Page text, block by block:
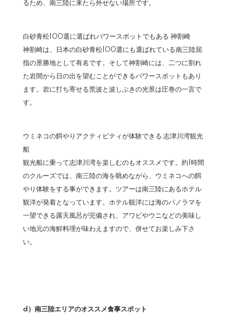
るため、南三陸に来たら外せない場所です。
白砂青松100選に選ばれパワースポットでもある 神割崎
神割崎は、日本の白砂青松100選にも選ばれている南三陸屈
指の景勝地として有名です。そして神割崎には、二つに割れ
た岩間から日の出を望むことができるパワースポットもあり
ます。岩に打ち寄せる荒波と波しぶきの光景は圧巻の一言で
す。
ウミネコの餌やりアクティビティが体験できる 志津川湾観光
船
観光船に乗って志津川湾を楽しむのもオススメです。約1時間
のクルーズでは、南三陸の海を眺めながら、ウミネコへの餌
やり体験をする事ができます。ツアーは南三陸にあるホテル
観洋が発着となっています。ホテル観洋には海のパノラマを
一望できる露天風呂が完備され、アワビやウニなどの美味し
い地元の海鮮料理が味わえますので、併せてお楽しみ下さ
い。
d）南三陸エリアのオススメ食事スポット